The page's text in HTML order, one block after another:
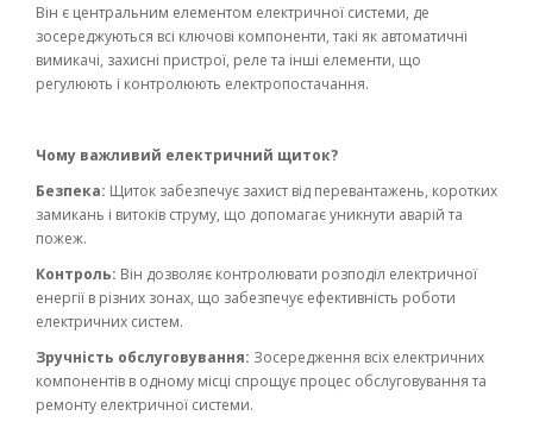
Він є центральним елементом електричної системи, де
зосереджуються всі ключові компоненти, такі як автоматичні
вимикачі, захисні пристрої, реле та інші елементи, що
регулюють і контролюють електропостачання.
Чому важливий електричний щиток?
Безпека: Щиток забезпечує захист від перевантажень, коротких
замикань і витоків струму, що допомагає уникнути аварій та
пожеж.
Контроль: Він дозволяє контролювати розподіл електричної
енергії в різних зонах, що забезпечує ефективність роботи
електричних систем.
Зручність обслуговування: Зосередження всіх електричних
компонентів в одному місці спрощує процес обслуговування та
ремонту електричної системи.